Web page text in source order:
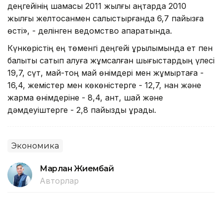
деңгейінің шамасы 2011 жылғы қаңтарда 2010
жылғы желтоқсанмен салыстырғанда 6,7 пайызға
өсті», - делінген ведомство ақпаратында.
Күнкөрістің ең төменгі деңгейі құрылымында ет пен
балықты сатып алуға жұмсалған шығыстардың үлесі
19,7, сүт, май-тоң май өнімдері мен жұмыртқаға -
16,4, жемістер мен көкөністерге - 12,7, нан және
жарма өнімдеріне - 8,4, қант, шай және
дәмдеуіштерге - 2,8 пайызды құрады.
Экономика
Марлан Жиембай
Авторлар